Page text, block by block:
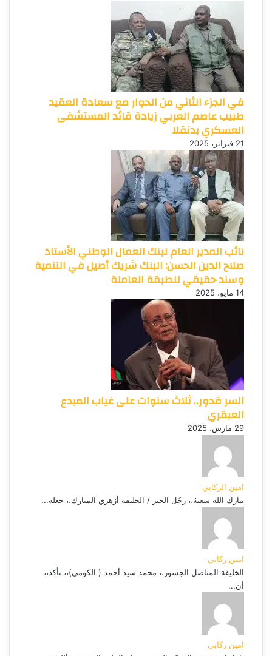
في الجزء الثاني من الحوار مع سعادة العقيد
طبيب عاصم العربي زيادة قائد المستشفى
العسكري بدنقلا
21 فبراير، 2025
نائب المدير العام لبنك العمال الوطني الأستاذ
صلاح الدين الحسن: البنك شريك أصيل في التنمية
وسند حقيقي للطبقة العاملة
14 مايو، 2025
السر قدور.. ثلاث سنوات على غياب المبدع
العبقري
29 مارس، 2025
امين الركابي
يبارك الله سعيهُ،، رجُل الخير / الخليفة أزهري المبارك،، جعله...
امين ركابي
الخليفة المناضل الجسور،، محمد سيد أحمد ( الكومي)،، تأكد،،
أن...
امين ركابي